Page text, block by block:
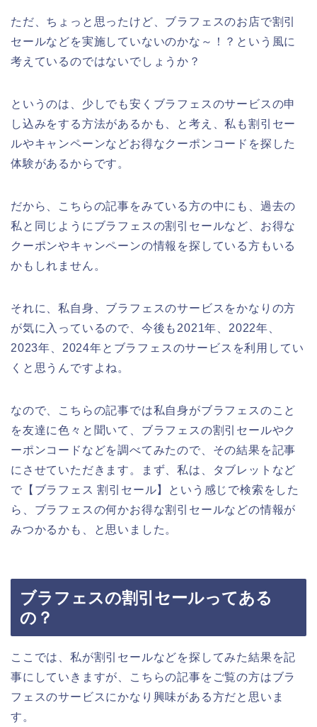
ただ、ちょっと思ったけど、ブラフェスのお店で割引
セールなどを実施していないのかな～！？という風に
考えているのではないでしょうか？
というのは、少しでも安くブラフェスのサービスの申
し込みをする方法があるかも、と考え、私も割引セー
ルやキャンペーンなどお得なクーポンコードを探した
体験があるからです。
だから、こちらの記事をみている方の中にも、過去の
私と同じようにブラフェスの割引セールなど、お得な
クーポンやキャンペーンの情報を探している方もいる
かもしれません。
それに、私自身、ブラフェスのサービスをかなりの方
が気に入っているので、今後も2021年、2022年、
2023年、2024年とブラフェスのサービスを利用してい
くと思うんですよね。
なので、こちらの記事では私自身がブラフェスのこと
を友達に色々と聞いて、ブラフェスの割引セールやク
ーポンコードなどを調べてみたので、その結果を記事
にさせていただきます。まず、私は、タブレットなど
で【ブラフェス 割引セール】という感じで検索をした
ら、ブラフェスの何かお得な割引セールなどの情報が
みつかるかも、と思いました。
ブラフェスの割引セールってある
の？
ここでは、私が割引セールなどを探してみた結果を記
事にしていきますが、こちらの記事をご覧の方はブラ
フェスのサービスにかなり興味がある方だと思いま
す。